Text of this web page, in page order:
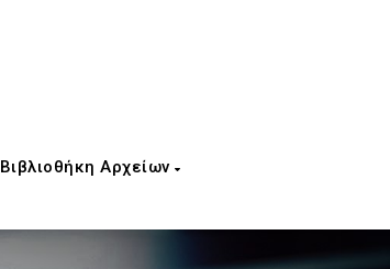
Βιβλιοθήκη Αρχείων